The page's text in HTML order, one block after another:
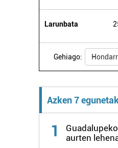
Larunbata
Gehiago:
Azken 7
1
aurten